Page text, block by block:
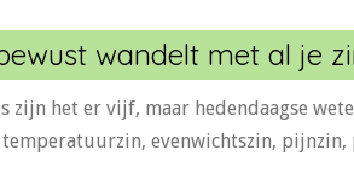
wandelt met al je
zijn het er vijf, maar hedendaagse
evenwichtszin, pijnzin,